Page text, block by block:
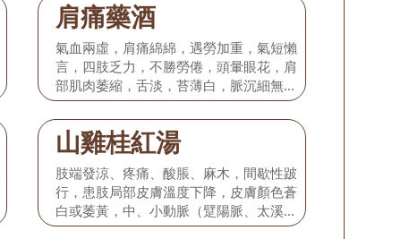
肩痛藥酒
氣血兩虛，肩痛綿綿，遇勞加重，氣短懶
言，四肢乏力，不勝勞倦，頭暈眼花，肩
部肌肉萎縮，舌淡，苔薄白，脈沉細無
力。
山雞桂紅湯
肢端發涼、疼痛、酸脹、麻木，間歇性跛
行，患肢局部皮膚溫度下降，皮膚顏色蒼
白或萎黃，中、小動脈（躄陽脈、太溪脈
等）搏動減弱或消失，舌質淡紫，舌苔白